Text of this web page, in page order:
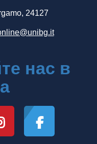
24127
нас в